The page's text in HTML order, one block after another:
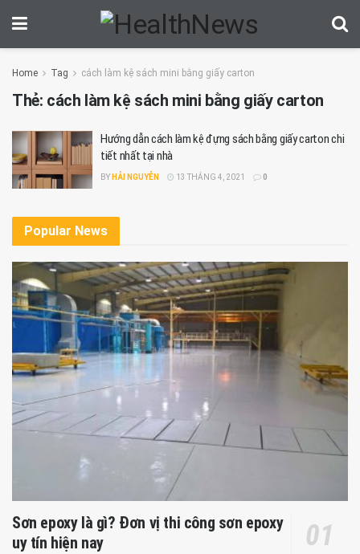
Home Tag cách làm kệ sách mini bằng giấy carton
Thẻ: cách làm kệ sách mini bằng giấy carton
Hướng dẫn cách làm kệ đựng sách bằng giấy carton chi
tiết nhất tại nhà
BY HẢI NGUYỄN 13 THÁNG 4, 2021 0
Popular News
Sơn epoxy là gì? Đơn vị thi công sơn epoxy
uy tín hiện nay